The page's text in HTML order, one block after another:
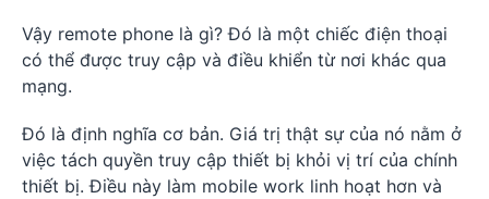
Vậy remote phone là gì? Đó là một chiếc điện thoại
có thể được truy cập và điều khiển từ nơi khác qua
mạng.
Đó là định nghĩa cơ bản. Giá trị thật sự của nó nằm ở
việc tách quyền truy cập thiết bị khỏi vị trí của chính
thiết bị. Điều này làm mobile work linh hoạt hơn và